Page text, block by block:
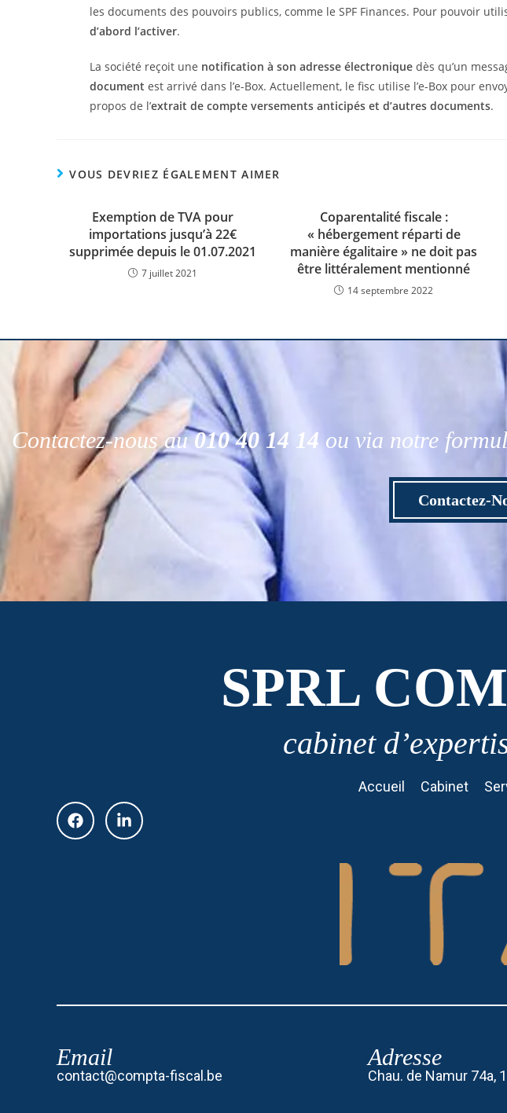
les documents des pouvoirs publics, comme le SPF Finances. Pour pouvoir
d’abord l’activer.
La société reçoit une notification à son adresse électronique dès qu’un
document est arrivé dans l’e-Box. Actuellement, le fisc utilise l’e-Box pour
propos de l’extrait de compte versements anticipés et d’autres documents.
VOUS DEVRIEZ ÉGALEMENT AIMER
Exemption de TVA pour
importations jusqu’à 22€
supprimée depuis le 01.07.2021
7 juillet 2021
Coparentalité fiscale :
« hébergement réparti de
manière égalitaire » ne doit pas
être littéralement mentionné
14 septembre 2022
Contactez-nous au010 40 14 14 ou via notre
Contactez-
SPRL
cabinet
Accueil Cabinet
Email
contact@compta-fiscal.be
Adresse
Chau. de Namur 74a,